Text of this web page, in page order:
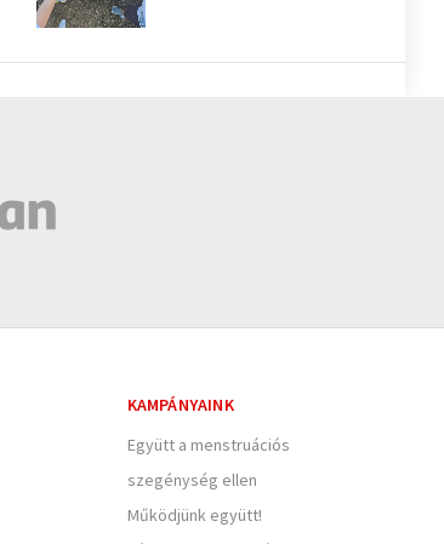
KAMPÁNYAINK
Együtt a menstruációs
szegénység ellen
Működjünk együtt!